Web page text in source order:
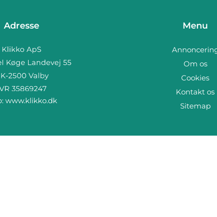
Adresse
www.klikko.dk
Menu
Om os
Cookies
Kontakt os
Sitemap